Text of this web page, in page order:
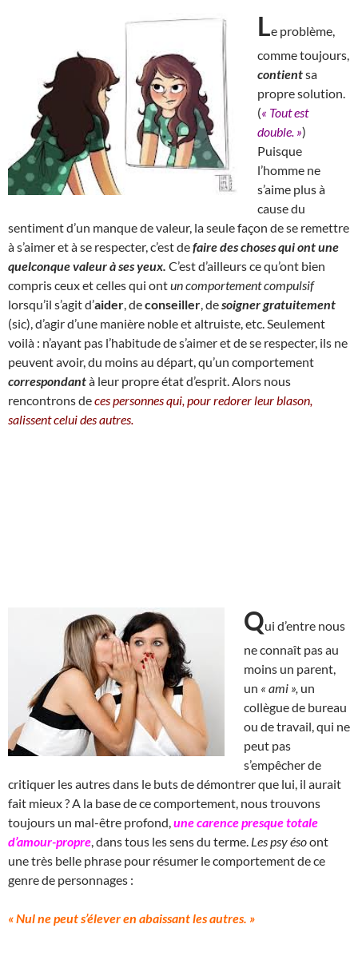
Le problème,
comme toujours,
contientsa
propre solution.
(« Tout est
double. »)
Puisque
l’homme ne
s’aime plus à
cause du
sentiment d’un manque de valeur, la seule façon de se remettre
à s’aimer et à se respecter, c’est defaire des choses qui ont une
quelconque valeur à ses yeux. C’est d’ailleurs ce qu’ont bien
compris ceux et celles qui ontun comportement compulsif
lorsqu’il s’agit d’aider , deconseiller , desoigner gratuitement
(sic), d’agir d’une manière noble et altruiste, etc. Seulement
voilà : n’ayant pas l’habitude de s’aimer et de se respecter, ils ne
peuvent avoir, du moins au départ, qu’un comportement
correspondantà leur propre état d’esprit. Alors nous
rencontrons deces personnes qui, pour redorer leur blason,
salissent celui des autres.
Qui d’entre nous
ne connaît pas au
moins un parent,
un « ami », un
collègue de bureau
ou de travail, qui ne
peut pas
s’empêcher de
critiquer les autres dans le buts de démontrer que lui, il aurait
fait mieux ? A la base de ce comportement, nous trouvons
toujours un mal-être profond, une carence presque totale
d’amour-propre , dans tous les sens du terme. Les psy ésoont
une très belle phrase pour résumer le comportement de ce
genre de personnages :
« Nul ne peut s’élever en abaissant les autres. »